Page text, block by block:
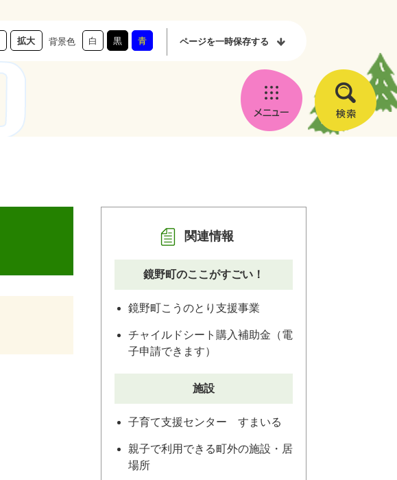
拡大 背景色 白 黒 青 ページを一時保存する
メ
ニ
検
索
関連情報
鏡野町のここがすごい！
鏡野町こうのとり支援事業
チャイルドシート購入補助金（電
子申請できます）
施設
子育て支援センター すまいる
親子で利用できる町外の施設・居
場所